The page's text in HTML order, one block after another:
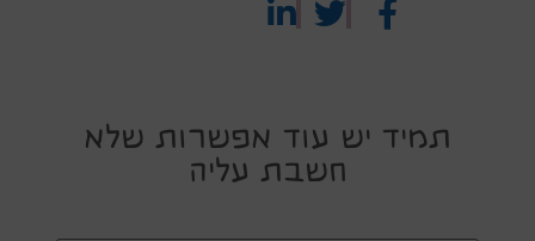
תמיד יש עוד אפשרות שלא
חשבת עליה